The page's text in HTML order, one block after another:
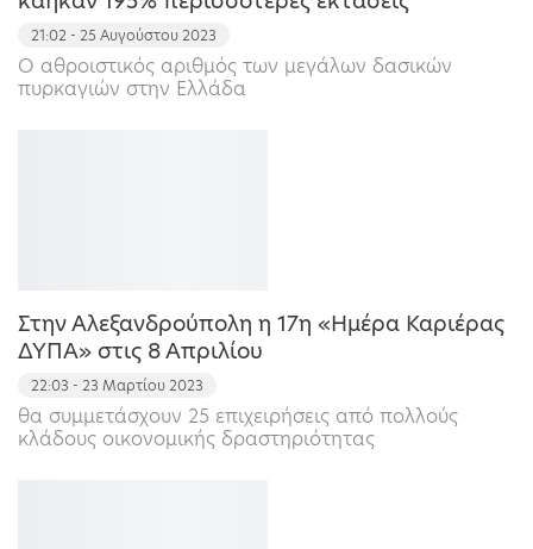
21:02 - 25 Αυγούστου 2023
Ο αθροιστικός αριθμός των μεγάλων δασικών
πυρκαγιών στην Ελλάδα
Στην Αλεξανδρούπολη η 17η «Ημέρα Καριέρας
ΔΥΠΑ» στις 8 Απριλίου
22:03 - 23 Μαρτίου 2023
θα συμμετάσχουν 25 επιχειρήσεις από πολλούς
κλάδους οικονομικής δραστηριότητας